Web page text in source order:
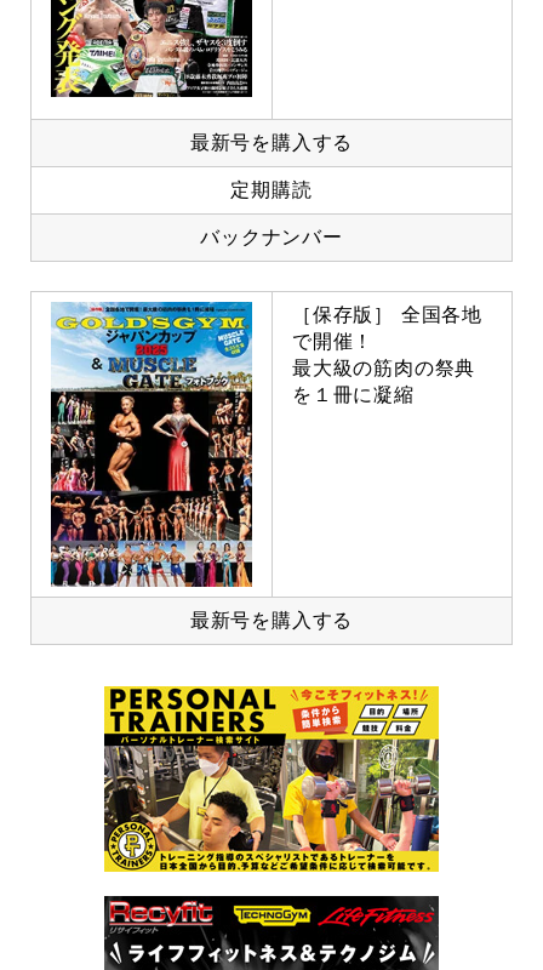
最新号を購入する
定期購読
バックナンバー
［保存版］ 全国各地
で開催！
最大級の筋肉の祭典
を１冊に凝縮
最新号を購入する